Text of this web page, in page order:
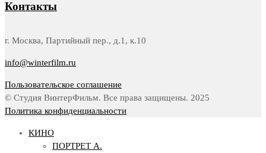
Контакты
г. Москва, Партийный пер., д.1, к.10
info@winterfilm.ru
Пользовательское соглашение
© Студия ВинтерФильм. Все права защищены. 2025
Политика конфиденциальности
КИНО
ПОРТРЕТ А.